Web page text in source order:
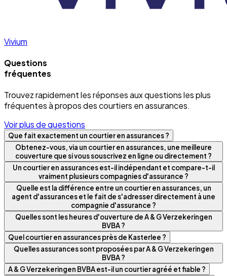
Vivium
Questions
fréquentes
Trouvez rapidement les réponses aux questions les plus
fréquentes à propos des courtiers en assurances.
Voir plus de questions
Que fait exactement un courtier en assurances ?
Obtenez-vous, via un courtier en assurances, une meilleure
couverture que si vous souscrivez en ligne ou directement ?
Un courtier en assurances est-il indépendant et compare-t-il
vraiment plusieurs compagnies d'assurance ?
Quelle est la différence entre un courtier en assurances, un
agent d'assurances et le fait de s'adresser directement à une
compagnie d'assurance ?
Quelles sont les heures d'ouverture de A & G Verzekeringen
BVBA ?
Quel courtier en assurances près de Kasterlee ?
Quelles assurances sont proposées par A & G Verzekeringen
BVBA ?
A & G Verzekeringen BVBA est-il un courtier agréé et fiable ?